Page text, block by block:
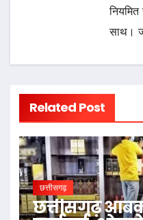
साथ।
Related Post
छत्तीसगढ़
छत्तीसगढ़